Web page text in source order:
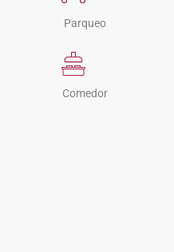
Parqueo
Comedor